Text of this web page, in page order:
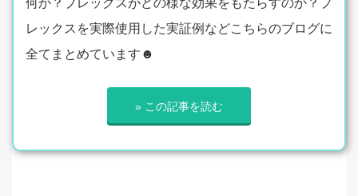
レックスを実際使用した実証例などこちらのブログに
全てまとめています☻
» この記事を読む